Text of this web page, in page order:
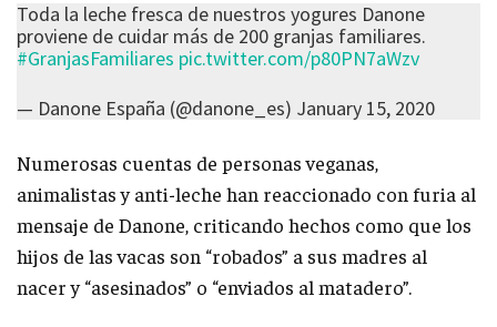
Toda la leche fresca de nuestros yogures Danone
proviene de cuidar más de 200 granjas familiares.
#GranjasFamiliares pic.twitter.com/p80PN7aWzv
— Danone España (@danone_es) January 15, 2020
Numerosas cuentas de personas veganas,
animalistas y anti-leche han reaccionado con furia al
mensaje de Danone, criticando hechos como que los
hijos de las vacas son “robados” a sus madres al
nacer y “asesinados” o “enviados al matadero”.